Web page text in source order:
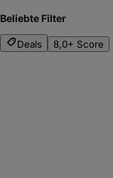
Beliebte Filter
Deals 8,0+ Score